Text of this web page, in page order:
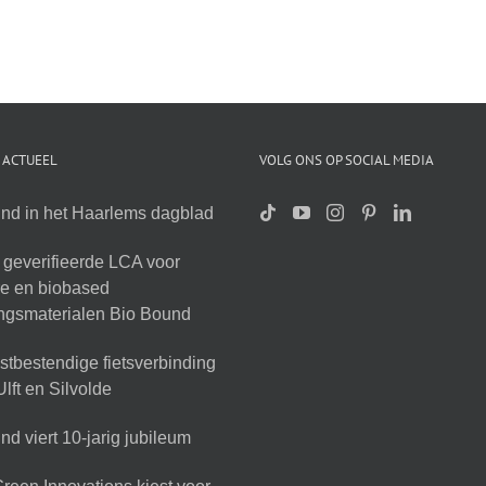
in het Haarlems dagblad
LCA voor
en biobased
Bio Bound
fietsverbinding
en Silvolde
viert 10-jarig jubileum
VOLG ONS OP SOCIAL MEDIA